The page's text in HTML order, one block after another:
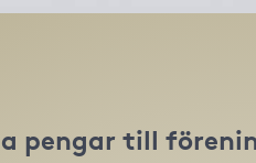
pengar till